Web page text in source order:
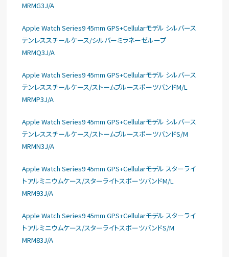
MRMG3J/A
Apple Watch Series9 45mm GPS+Cellularモデル シルバース
テンレススチールケース/シルバーミラネーゼループ
MRMQ3J/A
Apple Watch Series9 45mm GPS+Cellularモデル シルバース
テンレススチールケース/ストームブルースポーツバンドM/L
MRMP3J/A
Apple Watch Series9 45mm GPS+Cellularモデル シルバース
テンレススチールケース/ストームブルースポーツバンドS/M
MRMN3J/A
Apple Watch Series9 45mm GPS+Cellularモデル スターライ
トアルミニウムケース/スターライトスポーツバンドM/L
MRM93J/A
Apple Watch Series9 45mm GPS+Cellularモデル スターライ
トアルミニウムケース/スターライトスポーツバンドS/M
MRM83J/A